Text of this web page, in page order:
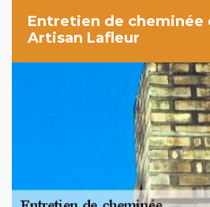
Entretien de cheminée
Artisan Lafleur